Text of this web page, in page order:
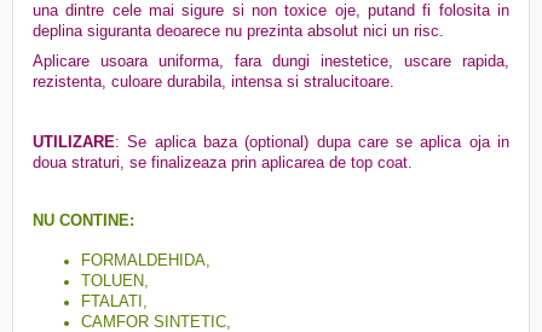
una dintre cele mai sigure si non toxice oje, putand fi folosita in
deplina siguranta deoarece nu prezinta absolut nici un risc.
Aplicare usoara uniforma, fara dungi inestetice, uscare rapida,
rezistenta, culoare durabila, intensa si stralucitoare.
UTILIZARE: Se aplica baza (optional) dupa care se aplica oja in
doua straturi, se finalizeaza prin aplicarea de top coat.
NU CONTINE:
FORMALDEHIDA,
TOLUEN,
FTALATI,
CAMFOR SINTETIC,